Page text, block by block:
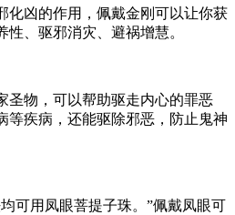
化凶的作用，佩戴金刚可以让你获
、驱邪消灾、避祸增慧。
圣物，可以帮助驱走内心的罪恶
等疾病，还能驱除邪恶，防止鬼神
可用凤眼菩提子珠。”佩戴凤眼可